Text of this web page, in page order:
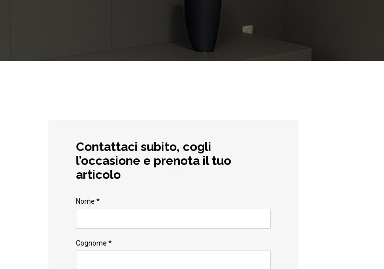
Contattaci subito, cogli
l’occasione e prenota il tuo
articolo
Nome *
Cognome *